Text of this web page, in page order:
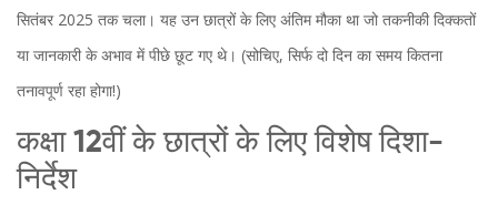
सितंबर 2025 तक चला। यह उन छात्रों के लिए अंतिम मौका था जो तकनीकी दिक्कतों
या जानकारी के अभाव में पीछे छूट गए थे। (सोचिए, सिर्फ दो दिन का समय कितना
तनावपूर्ण रहा होगा!)
कक्षा 12वीं के छात्रों के लिए विशेष दिशा-
निर्देश